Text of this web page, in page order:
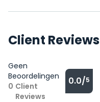
Client Reviews
Geen
Beoordelingen
0 Client
Reviews
0.0/5